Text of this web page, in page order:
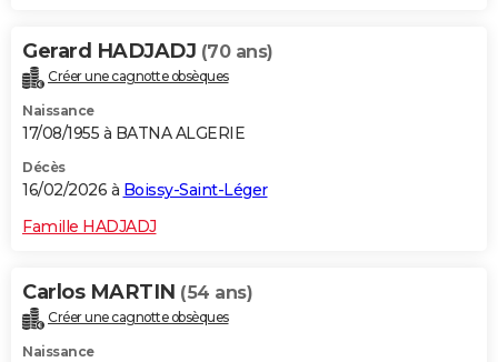
Gerard HADJADJ (70 ans)
Créer une cagnotte obsèques
Naissance
17/08/1955 à BATNA ALGERIE
Décès
16/02/2026 à Boissy-Saint-Léger
Famille HADJADJ
Carlos MARTIN (54 ans)
Créer une cagnotte obsèques
Naissance